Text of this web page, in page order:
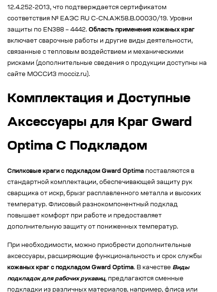
12.4.252-2013, что подтверждается сертификатом
соответствия № EAЭС RU C-CN.АЖ58.В.00030/19. Уровни
защиты по EN388 – 4442. Область применения кожаных краг
включает сварочные работы и другие виды деятельности,
связанные с тепловым воздействием и механическими
рисками (дополнительные сведения о продукции доступны на
сайте МОССИЗ mocciz.ru).
Комплектация и Доступные
Аксессуары для Краг Gward
Optima С Подкладом
Спилковые краги с подкладом Gward Optima поставляются в
стандартной комплектации, обеспечивающей защиту рук
сварщика от искр, брызг расплавленного металла и высоких
температур. Флисовый разнокомпонентный подклад
повышает комфорт при работе и предоставляет
дополнительную защиту от пониженных температур.
При необходимости, можно приобрести дополнительные
аксессуары, расширяющие функциональность и срок службы
кожаных краг с подкладом Gward Optima. В качестве Виды
подкладок для рабочих рукавиц, предлагаются сменные
подкладки из различных материалов, например, флиса или